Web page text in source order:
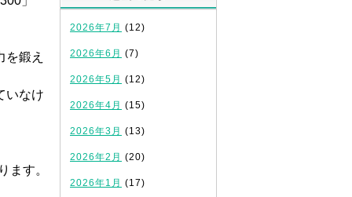
鍛え
いなけ
ます。
2026年7月 (12)
2026年6月 (7)
2026年5月 (12)
2026年4月 (15)
2026年3月 (13)
2026年2月 (20)
2026年1月 (17)